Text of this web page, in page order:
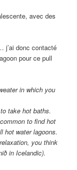
avec des
j’ai donc contacté
pour ce pull
in which you
take hot baths.
to find hot
hot water lagoons.
relaxation, you think
in Icelandic).